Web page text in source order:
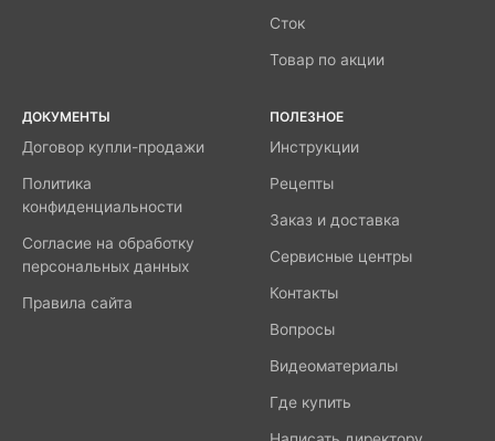
Сток
Товар по акции
ДОКУМЕНТЫ
Договор купли-продажи
Политика
конфиденциальности
Согласие на обработку
персональных данных
Правила сайта
ПОЛЕЗНОЕ
Инструкции
Рецепты
Заказ и доставка
Сервисные центры
Контакты
Вопросы
Видеоматериалы
Где купить